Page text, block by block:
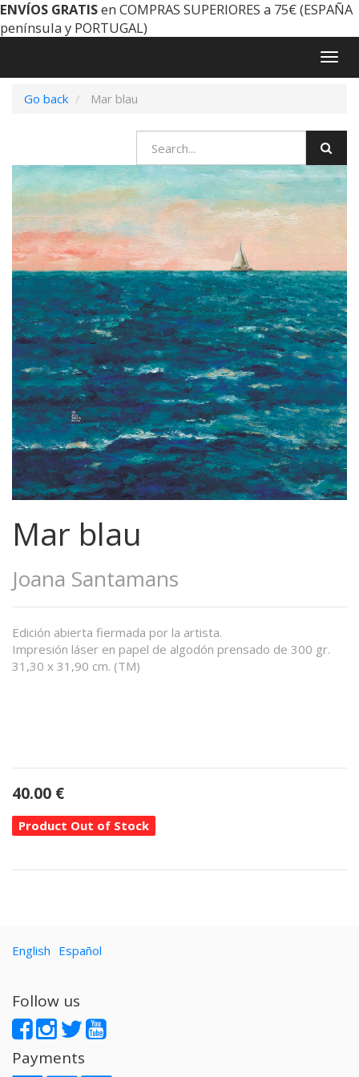
ENVÍOS GRATISen COMPRAS SUPERIORES a 75€ (ESPAÑA
península y PORTUGAL)
Go back
Mar blau
Mar blau
Joana Santamans
Edición abierta fiermada por la artista.
Impresión láser en papel de algodón prensado de 300 gr.
31,30 x 31,90 cm. (TM)
40.00 €
Product Out of Stock
English Español
Follow us
Payments